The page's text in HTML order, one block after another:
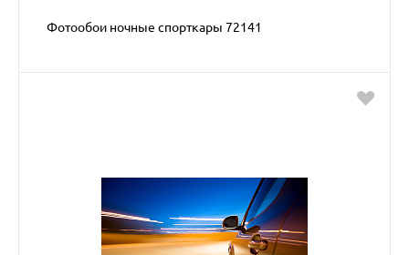
Фотообои ночные спорткары 72141